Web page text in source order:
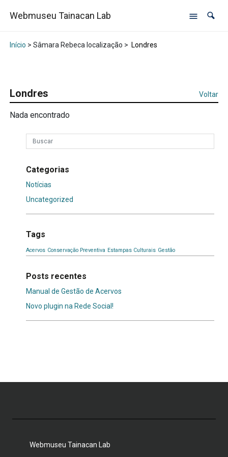
Webmuseu Tainacan Lab
Início > Sâmara Rebeca localização > Londres
Londres Voltar
Nada encontrado
Categorias
Notícias
Uncategorized
Tags
Acervos Conservação Preventiva Estampas Culturais Gestão
Posts recentes
Manual de Gestão de Acervos
Novo plugin na Rede Social!
Webmuseu Tainacan Lab